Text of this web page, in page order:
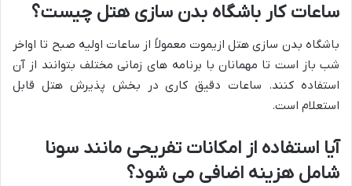
ساعات کار باشگاه بدن سازی هتل چیست؟
باشگاه بدن سازی هتل ازیموت معمولاً از ساعات اولیه صبح تا اواخر
شب باز است تا مهمانان با برنامه های زمانی مختلف بتوانند از آن
استفاده کنند. ساعات دقیق کاری در بخش پذیرش هتل قابل
استعلام است.
آیا استفاده از امکانات تفریحی مانند سونا
شامل هزینه اضافی می شود؟